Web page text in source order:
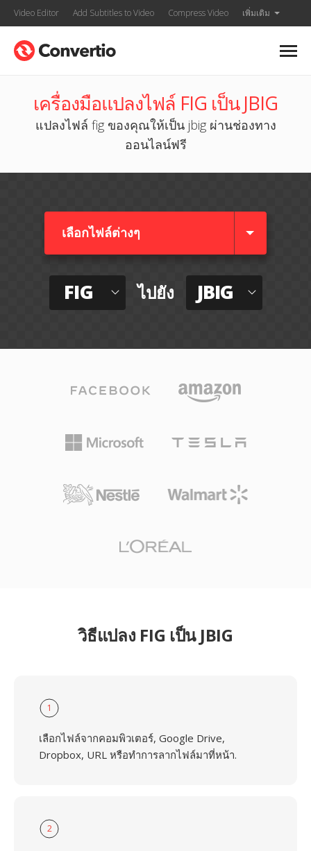
Video Editor Add Subtitles to Video Compress Video เพิ่มเติม
เครื่องมือแปลงไฟล์ FIG เป็น JBIG
แปลงไฟล์ fig ของคุณให้เป็น jbig ผ่านช่องทาง
ออนไลน์ฟรี
เลือกไฟล์ต่างๆ​
FIG ไปยัง JBIG
วิธีแปลง FIG เป็น JBIG
1
เลือกไฟล์จากคอมพิวเตอร์, Google Drive,
Dropbox, URL หรือทำการลากไฟล์มาที่หน้า.
2